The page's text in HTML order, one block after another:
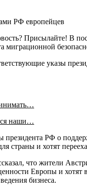
Присылайте! В
миграционной
указы
наши…
президента РФ о
страны и хотят
что жители
Европы и
бизнеса.